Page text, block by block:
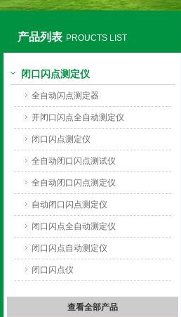
上海旺徐电气有限公司
产品列表 PROUCTS LIST
闭口闪点测定仪
全自动闪点测定器
开闭口闪点全自动测定仪
闭口闪点测定仪
全自动闭口闪点测试仪
全自动闭口闪点测定仪
自动闭口闪点测定仪
闭口闪点全自动测定仪
闭口闪点自动测定仪
闭口闪点仪
查看全部产品